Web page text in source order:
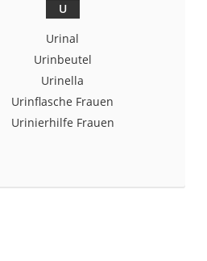
U
Urinal
Urinbeutel
Urinella
Urinflasche Frauen
Urinierhilfe Frauen